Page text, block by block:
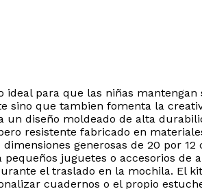
para que las niñas
sino que tambien fomenta la
diseño moldeado de alta
resistente fabricado en
generosas de 20 por
juguetes o accesorios de
el traslado en la mochila. El
cuadernos o el propio